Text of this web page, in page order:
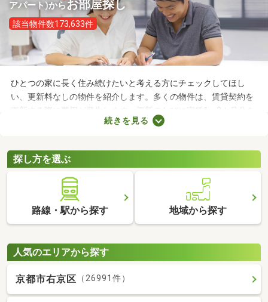
アパート)からお部屋探し
該当物件数173,633件
ひとつの家に長く住み続けたいと考える方にチェックしてほし
い、更新料なしの物件を紹介します。多くの物件は、賃貸契約を
更新する際に費用が発生します。更新のたびに家賃1～2カ月分を
支払わなければならないので、支出が増える点がデメリットだと
お気に入りのお部屋に長く住めますよ。
続きを見る
探し方を選ぶ
路線・駅から探す 地域から探す
人気のエリアから探す
京都市右京区 （26991件）